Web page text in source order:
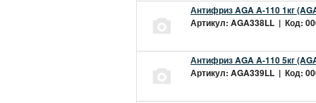
Антифриз AGA A-110 1кг
Артикул: AGA338LL | Код:
Антифриз AGA A-110 5кг
Артикул: AGA339LL | Код: